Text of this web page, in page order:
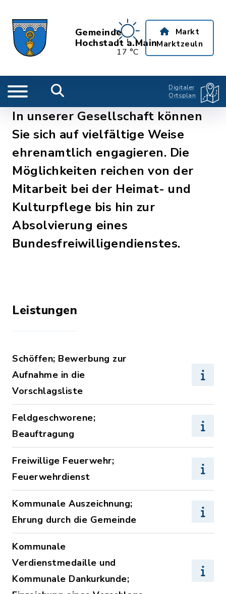
Gemeinde
Hochstadt a.Main
17 °C
Markt
Marktzeuln
Digitaler
Ortsplan
In unserer Gesellschaft können
Sie sich auf vielfältige Weise
ehrenamtlich engagieren. Die
Möglichkeiten reichen von der
Mitarbeit bei der Heimat- und
Kulturpflege bis hin zur
Absolvierung eines
Bundesfreiwilligendienstes.
Leistungen
Schöffen; Bewerbung zur
Aufnahme in die
Vorschlagsliste
Feldgeschworene;
Beauftragung
Freiwillige Feuerwehr;
Feuerwehrdienst
Kommunale Auszeichnung;
Ehrung durch die Gemeinde
Kommunale
Verdienstmedaille und
Kommunale Dankurkunde;